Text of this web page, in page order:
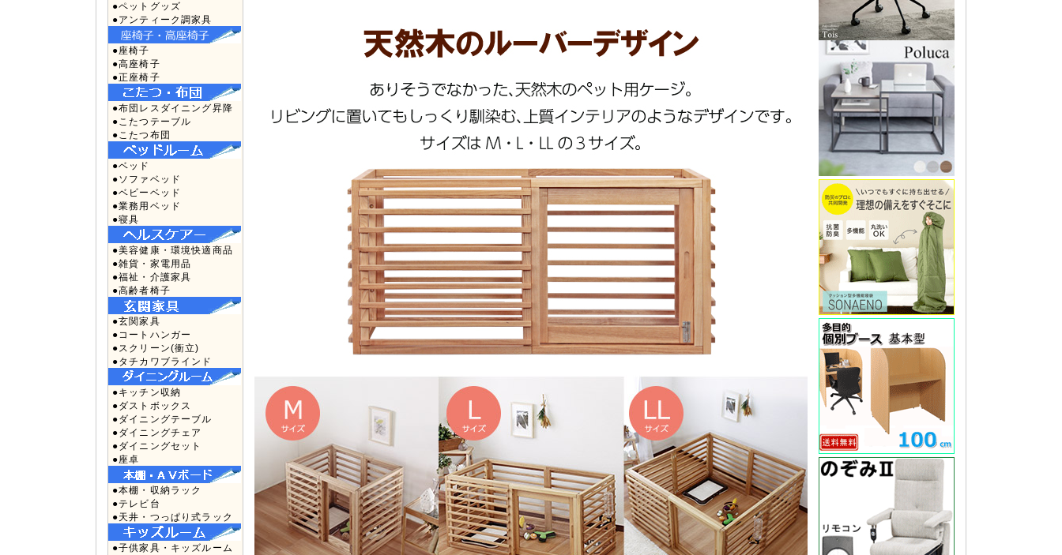
●ペットグッズ
●アンティーク調家具
●座椅子
●高座椅子
●正座椅子
●布団レスダイニング昇降
●こたつテーブル
●こたつ布団
●ベッド
●ソファベッド
●ベビーベッド
●業務用ベッド
●寝具
●美容健康・環境快適商品
●雑貨・家電用品
●福祉・介護家具
●高齢者椅子
●玄関家具
●コートハンガー
●スクリーン(衝立)
●タチカワブラインド
●キッチン収納
●ダストボックス
●ダイニングテーブル
●ダイニングチェア
●ダイニングセット
●座卓
●本棚・収納ラック
●テレビ台
●天井・つっぱり式ラック
●子供家具・キッズルーム